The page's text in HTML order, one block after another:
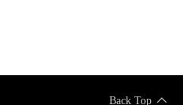
Back Top